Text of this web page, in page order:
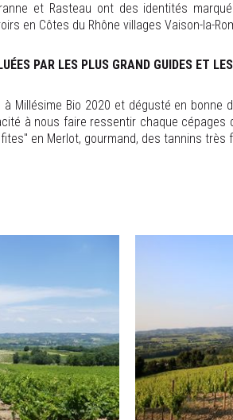
et Rasteau ont des identités
en Côtes du Rhône villages Vaison-la-
PAR LES PLUS GRAND GUIDES ET
Millésime Bio 2020 et dégusté en
à nous faire ressentir chaque
en Merlot, gourmand, des tannins